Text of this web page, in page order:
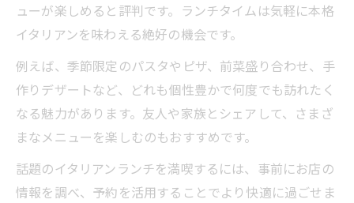
ューが楽しめると評判です。ランチタイムは気軽に本格
イタリアンを味わえる絶好の機会です。
例えば、季節限定のパスタやピザ、前菜盛り合わせ、手
作りデザートなど、どれも個性豊かで何度でも訪れたく
なる魅力があります。友人や家族とシェアして、さまざ
まなメニューを楽しむのもおすすめです。
話題のイタリアンランチを満喫するには、事前にお店の
情報を調べ、予約を活用することでより快適に過ごせま